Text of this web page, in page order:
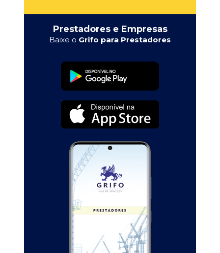
Prestadores e Empresas
Baixe o Grifo para Prestadores